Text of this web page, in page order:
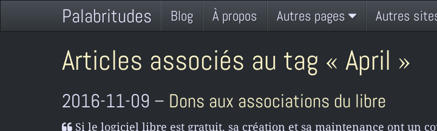
Palabritudes Blog À propos Autres pages Autres
Articles associés au tag « April »
2016-11-09 – Dons aux associations du libre
Si le logiciel libre est gratuit, sa création et sa maintenance ont un